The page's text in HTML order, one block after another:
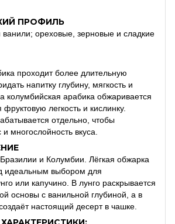
ПРОФИЛЬ
ореховые, зерновые и сладкие
проходит более длительную
напитку глубину, мягкость и
колумбийская арабика обжаривается
легкость и кислинку.
отдельно, чтобы
многослойность вкуса.
и Колумбии. Лёгкая обжарка
идеальным выбором для
или капучино. В лунго раскрывается
основы с ванильной глубиной, а в
настоящий десерт в чашке.